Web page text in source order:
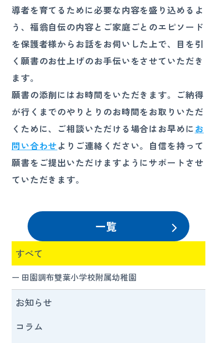
すべて
田園調布雙葉小学校附属幼稚園
お知らせ
コラム
導者を育てるために必要な内容を盛り込めるよ
う、福翁自伝の内容とご家庭ごとのエピソード
を保護者様からお話をお伺いした上で、目を引
く願書のお仕上げのお手伝いをさせていただき
ます。
願書の添削にはお時間をいただきます。ご納得
が行くまでのやりとりのお時間をお取りいただ
くために、ご相談いただける場合はお早めにお
問い合わせよりご連絡ください。自信を持って
願書をご提出いただけますようにサポートさせ
ていただきます。
一覧